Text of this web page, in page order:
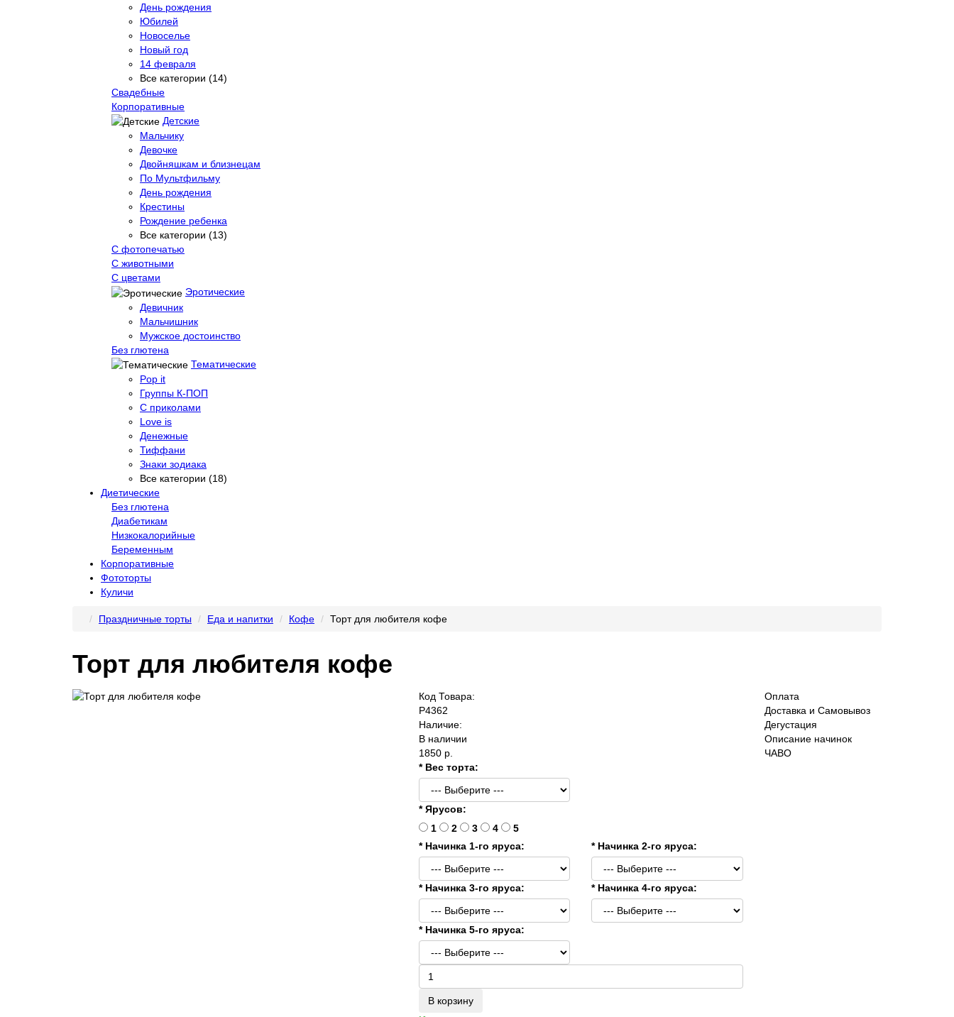
День рождения
Юбилей
Новоселье
Новый год
14 февраля
Все категории (14)
Свадебные
Корпоративные
Детские
Мальчику
Девочке
Двойняшкам и близнецам
По Мультфильму
День рождения
Крестины
Рождение ребенка
Все категории (13)
С фотопечатью
C животными
С цветами
Эротические
Девичник
Мальчишник
Мужское достоинство
Без глютена
Тематические
Pop it
Группы К-ПОП
С приколами
Love is
Денежные
Тиффани
Знаки зодиака
Все категории (18)
Диетические
Без глютена
Диабетикам
Низкокалорийные
Беременным
Корпоративные
Фототорты
Куличи
Праздничные торты Еда и напитки Кофе Торт для любителя кофе
Торт для любителя кофе
Код Товара:
P4362
Наличие:
В наличии
1850 р.
* Вес торта:
* Ярусов:
1
2 3 4
5
* Начинка 1-го яруса:
* Начинка 2-го яруса:
* Начинка 3-го яруса: * Начинка 4-го яруса:
* Начинка 5-го яруса:
В корзину
Оплата
Доставка и Самовывоз
Дегустация
Описание начинок
ЧАВО